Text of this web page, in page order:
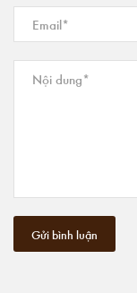
Gửi bình luận